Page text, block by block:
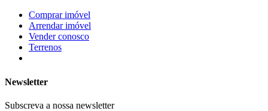
Comprar imóvel
Arrendar imóvel
Vender conosco
Terrenos
Newsletter
Subscreva a nossa newsletter